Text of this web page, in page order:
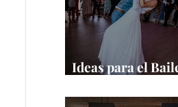
Ideas para el